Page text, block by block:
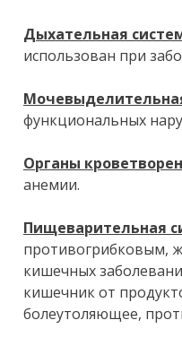
Дыхательная
использован при
функциональных
Органы
анемии.
Пищеварительная
противогрибковым,
кишечных
кишечник от
болеутоляющее,